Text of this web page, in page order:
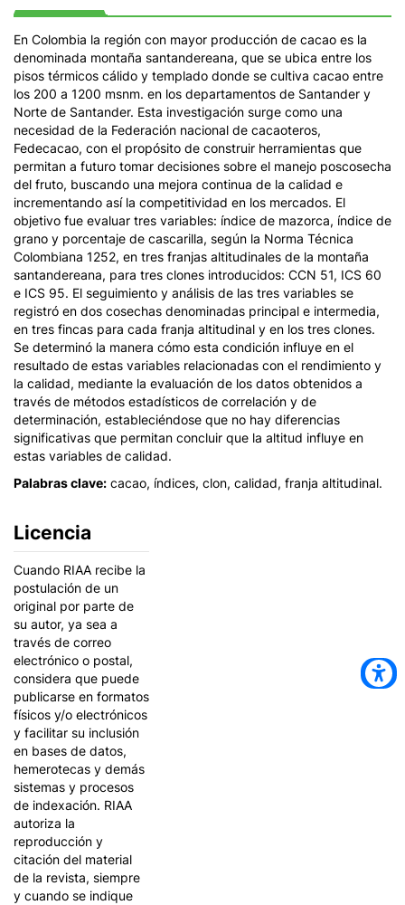
En Colombia la región con mayor producción de cacao es la
denominada montaña santandereana, que se ubica entre los
pisos térmicos cálido y templado donde se cultiva cacao entre
los 200 a 1200 msnm. en los departamentos de Santander y
Norte de Santander. Esta investigación surge como una
necesidad de la Federación nacional de cacaoteros,
Fedecacao, con el propósito de construir herramientas que
permitan a futuro tomar decisiones sobre el manejo poscosecha
del fruto, buscando una mejora continua de la calidad e
incrementando así la competitividad en los mercados. El
objetivo fue evaluar tres variables: índice de mazorca, índice de
grano y porcentaje de cascarilla, según la Norma Técnica
Colombiana 1252, en tres franjas altitudinales de la montaña
santandereana, para tres clones introducidos: CCN 51, ICS 60
e ICS 95. El seguimiento y análisis de las tres variables se
registró en dos cosechas denominadas principal e intermedia,
en tres fincas para cada franja altitudinal y en los tres clones.
Se determinó la manera cómo esta condición influye en el
resultado de estas variables relacionadas con el rendimiento y
la calidad, mediante la evaluación de los datos obtenidos a
través de métodos estadísticos de correlación y de
determinación, estableciéndose que no hay diferencias
significativas que permitan concluir que la altitud influye en
estas variables de calidad.
Palabras clave: cacao, índices, clon, calidad, franja altitudinal.
Licencia
Cuando RIAA recibe la
postulación de un
original por parte de
su autor, ya sea a
través de correo
electrónico o postal,
considera que puede
publicarse en formatos
físicos y/o electrónicos
y facilitar su inclusión
en bases de datos,
hemerotecas y demás
sistemas y procesos
de indexación. RIAA
autoriza la
reproducción y
citación del material
de la revista, siempre
y cuando se indique